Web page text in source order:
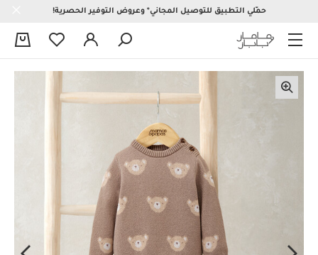
حمّلي التطبيق للتوصيل المجاني* وعروض التوفير الحصرية!